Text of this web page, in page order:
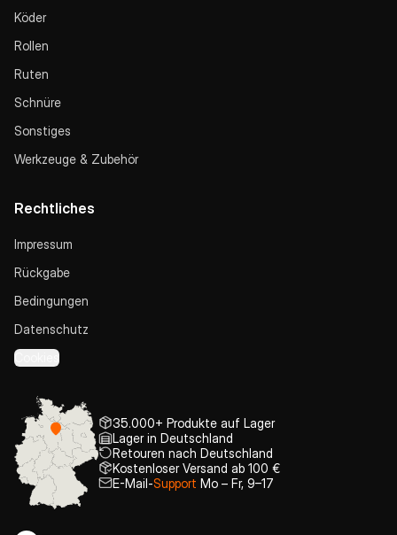
Köder
Rollen
Ruten
Schnüre
Sonstiges
Werkzeuge & Zubehör
Rechtliches
Impressum
Rückgabe
Bedingungen
Datenschutz
Cookies
35.000+ Produkte auf Lager
Lager in Deutschland
Retouren nach Deutschland
Kostenloser Versand ab 100 €
E-Mail-Support Mo – Fr, 9–17